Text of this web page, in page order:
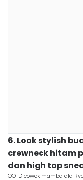
6. Look stylish
crewneck hitam
dan high top
OOTD cowok mamba ala